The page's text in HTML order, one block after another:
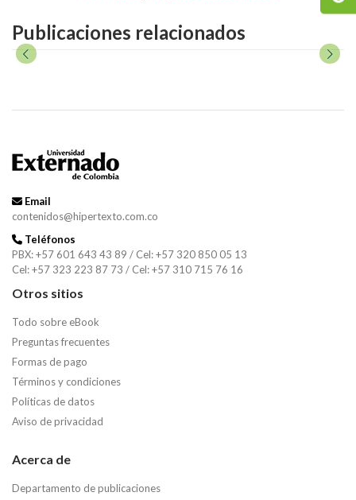
Publicaciones relacionados
Email
contenidos@hipertexto.com.co
Teléfonos
PBX: +57 601 643 43 89 / Cel: +57 320 850 05 13
Cel: +57 323 223 87 73 / Cel: +57 310 715 76 16
Otros sitios
Todo sobre eBook
Preguntas frecuentes
Formas de pago
Términos y condiciones
Políticas de datos
Aviso de privacidad
Acerca de
Departamento de publicaciones